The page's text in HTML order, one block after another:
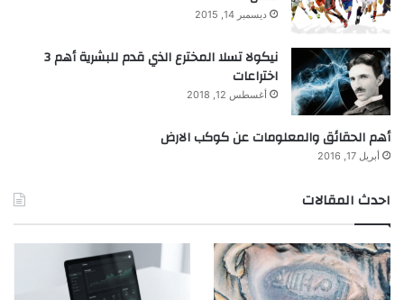
ديسمبر 14, 2015
نيكولا تسلا المخترع الذي قدم للبشرية أهم 3
اختراعات
أغسطس 12, 2018
أهم الحقائق والمعلومات عن كوكب الارض
أبريل 17, 2016
احدث المقالات